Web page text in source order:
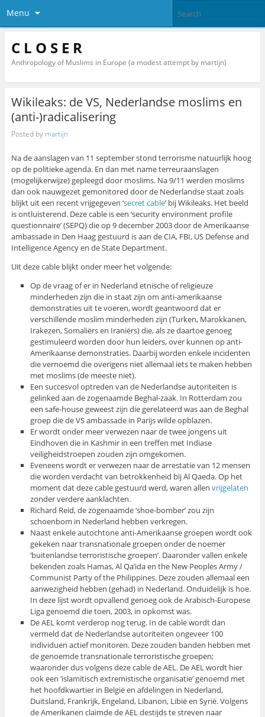
Menu
C L O S E R
Anthropology of Muslims in Europe (a modest attempt by martijn)
Wikileaks: de VS, Nederlandse moslims en
(anti-)radicalisering
Posted by martijn
Na de aanslagen van 11 september stond terrorisme natuurlijk hoog
op de politieke agenda. En dan met name terreuraanslagen
(mogelijkerwijze) gepleegd door moslims. Na 9/11 werden moslims
dan ook nauwgezet gemonitored door de Nederlandse staat zoals
blijkt uit een recent vrijgegeven ‘secret cable‘ bij Wikileaks. Het beeld
is ontluisterend. Deze cable is een ‘security environment profile
questionnaire’ (SEPQ) die op 9 december 2003 door de Amerikaanse
ambassade in Den Haag gestuurd is aan de CIA, FBI, US Defense and
Intelligence Agency en de State Department.
Uit deze cable blijkt onder meer het volgende:
Op de vraag of er in Nederland etnische of religieuze
minderheden zijn die in staat zijn om anti-amerikaanse
demonstraties uit te voeren, wordt geantwoord dat er
verschillende moslim minderheden zijn (Turken, Marokkanen,
Irakezen, Somaliërs en Iraniërs) die, als ze daartoe genoeg
gestimuleerd worden door hun leiders, over kunnen op anti-
Amerikaanse demonstraties. Daarbij worden enkele incidenten
die vernoemd die overigens niet allemaal iets te maken hebben
met moslims (de meeste niet).
Een succesvol optreden van de Nederlandse autoriteiten is
gelinked aan de zogenaamde Beghal-zaak. In Rotterdam zou
een safe-house geweest zijn die gerelateerd was aan de Beghal
groep die de VS ambassade in Parijs wilde opblazen.
Er wordt onder meer verwezen naar de twee jongens uit
Eindhoven die in Kashmir in een treffen met Indiase
veiligheidstroepen zouden zijn omgekomen.
Eveneens wordt er verwezen naar de arrestatie van 12 mensen
die worden verdacht van betrokkenheid bij Al Qaeda. Op het
moment dat deze cable gestuurd werd, waren allenvrijgelaten
zonder verdere aanklachten.
Richard Reid, de zogenaamde ‘shoe-bomber’ zou zijn
schoenbom in Nederland hebben verkregen.
Naast enkele autochtone anti-Amerikaanse groepen wordt ook
gekeken naar transnationale groepen onder de noemer
‘buitenlandse terroristische groepen’. Daaronder vallen enkele
bekenden zoals Hamas, Al Qa’ida en the New Peoples Army /
Communist Party of the Philippines. Deze zouden allemaal een
aanwezigheid hebben (gehad) in Nederland. Onduidelijk is hoe.
In deze lijst wordt opvallend genoeg ook de Arabisch-Europese
Liga genoemd die toen, 2003, in opkomst was.
De AEL komt verderop nog terug. In de cable wordt dan
vermeld dat de Nederlandse autoriteiten ongeveer 100
individuen actief monitoren. Deze zouden banden hebben met
de genoemde transnationale terroristische groepen;
waaronder dus volgens deze cable de AEL. De AEL wordt hier
ook een ‘islamitisch extremistische organisatie’ genoemd met
het hoofdkwartier in België en afdelingen in Nederland,
Duitsland, Frankrijk, Engeland, Libanon, Libië en Syrië. Volgens
de Amerikanen claimde de AEL destijds te streven naar